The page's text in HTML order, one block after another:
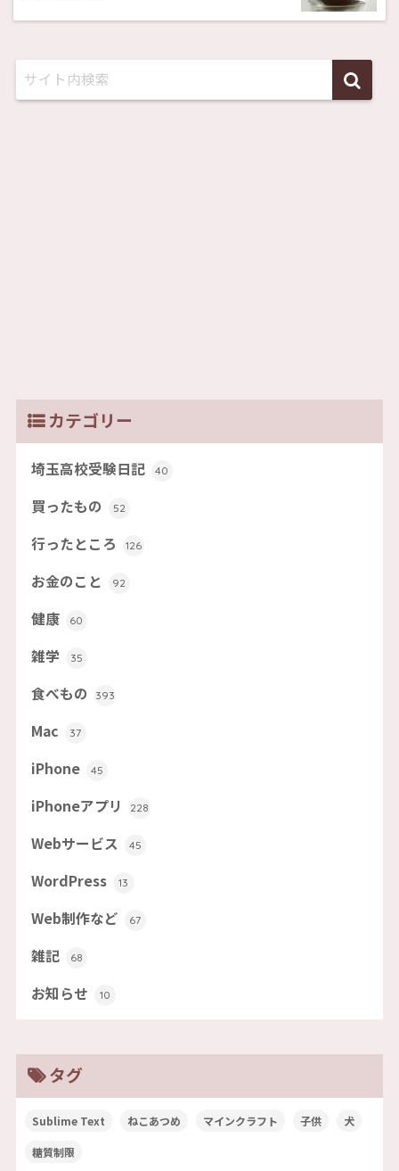
カテゴリー
埼玉高校受験日記 40
買ったもの 52
行ったところ 126
お金のこと 92
健康 60
雑学 35
食べもの 393
Mac 37
iPhone 45
iPhoneアプリ 228
Webサービス 45
WordPress 13
Web制作など 67
雑記 68
お知らせ 10
タグ
Sublime Text ねこあつめ マインクラフト 子供 犬
糖質制限